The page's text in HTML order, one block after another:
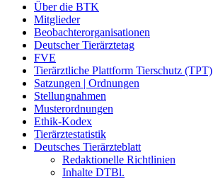
Über die BTK
Mitglieder
Beobachterorganisationen
Deutscher Tierärztetag
FVE
Tierärztliche Plattform Tierschutz (TPT)
Satzungen | Ordnungen
Stellungnahmen
Musterordnungen
Ethik-Kodex
Tierärztestatistik
Deutsches Tierärzteblatt
Redaktionelle Richtlinien
Inhalte DTBl.